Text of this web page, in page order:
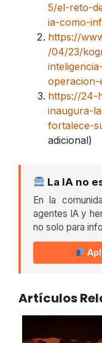
5/el-reto-
ia-como-
https://
/04/23/
https://24-
inaugura-
fortalece-
adicional)
La IA no
En la
agentes IA y
no solo para
Artículos